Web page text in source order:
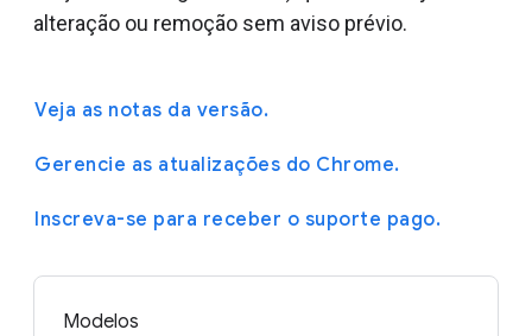
alteração ou remoção sem aviso prévio.
Veja as notas da versão.
Gerencie as atualizações do Chrome.
Inscreva-se para receber o suporte pago.
Modelos